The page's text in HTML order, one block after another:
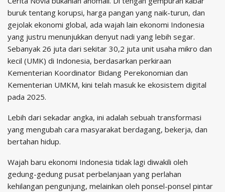
buruk tentang korupsi, harga pangan yang naik-turun, dan
gejolak ekonomi global, ada wajah lain ekonomi Indonesia
yang justru menunjukkan denyut nadi yang lebih segar.
Sebanyak 26 juta dari sekitar 30,2 juta unit usaha mikro dan
kecil (UMK) di Indonesia, berdasarkan perkiraan
Kementerian Koordinator Bidang Perekonomian dan
Kementerian UMKM, kini telah masuk ke ekosistem digital
pada 2025.
Lebih dari sekadar angka, ini adalah sebuah transformasi
yang mengubah cara masyarakat berdagang, bekerja, dan
bertahan hidup.
Wajah baru ekonomi Indonesia tidak lagi diwakili oleh
gedung-gedung pusat perbelanjaan yang perlahan
kehilangan pengunjung, melainkan oleh ponsel-ponsel pintar